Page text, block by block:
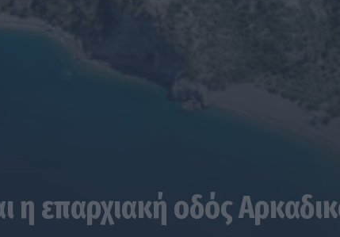
η επαρχιακή οδός